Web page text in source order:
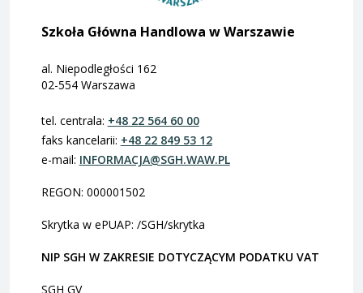
Szkoła Główna Handlowa w Warszawie
al. Niepodległości 162
02-554 Warszawa
tel. centrala: +48 22 564 60 00
faks kancelarii: +48 22 849 53 12
e-mail: INFORMACJA@SGH.WAW.PL
REGON: 000001502
Skrytka w ePUAP: /SGH/skrytka
NIP SGH W ZAKRESIE DOTYCZĄCYM PODATKU VAT
SGH GV